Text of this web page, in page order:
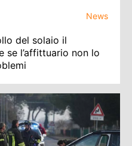
News
del solaio il
se l’affittuario non lo